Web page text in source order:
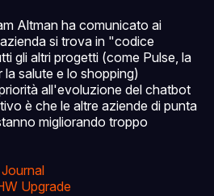
Altman ha comunicato ai
si trova in "codice
gli altri progetti (come Pulse, la
la salute e lo shopping)
all'evoluzione del chatbot
è che le altre aziende di punta
migliorando troppo
Upgrade